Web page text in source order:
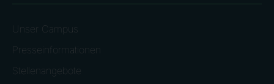
Unser Campus
Presseinformationen
Stellenangebote